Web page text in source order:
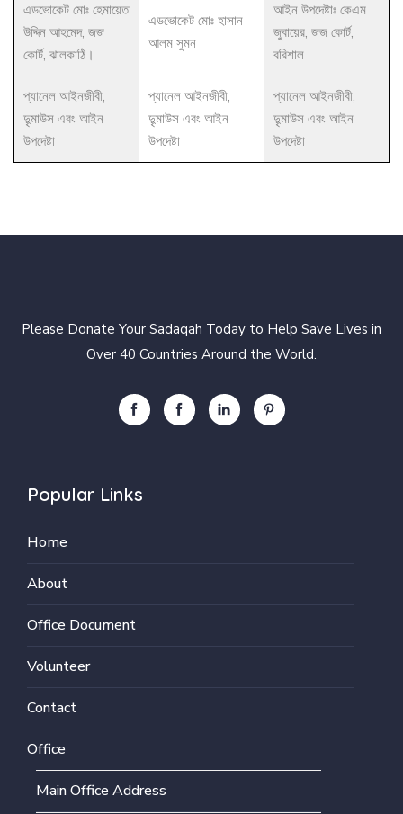
এডভোকেট মোঃ হেমায়েত
উদ্দিন আহমেদ, জজ
কোর্ট, ঝালকাঠি।
এডভোকেট মোঃ হাসান
আলম সুমন
আইন উপদেষ্টাঃ কেএম
জুবায়ের, জজ কোর্ট,
বরিশাল
প্যানেল আইনজীবী,
দুৃমাউস এবং আইন
উপদেষ্টা
প্যানেল আইনজীবী,
দুৃমাউস এবং আইন
উপদেষ্টা
প্যানেল আইনজীবী,
দুৃমাউস এবং আইন
উপদেষ্টা
Please Donate Your Sadaqah Today to Help Save Lives in
Over 40 Countries Around the World.
Popular Links
Home
About
Office Document
Volunteer
Contact
Office
Main Office Address